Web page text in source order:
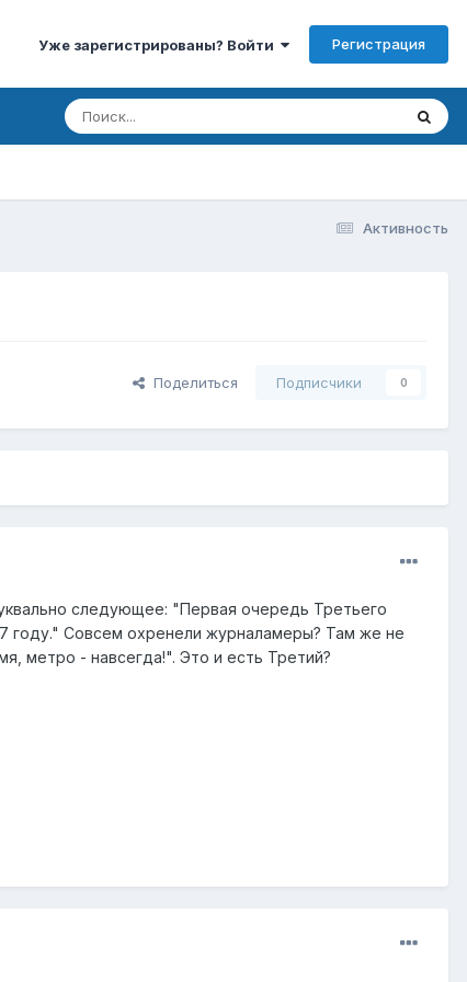
Уже зарегистрированы? Войти Регистрация
Активность
Поделиться Подписчики 0
следующее: "Первая очередь Третьего
году." Совсем охренели журналамеры? Там же не
метро - навсегда!". Это и есть Третий?